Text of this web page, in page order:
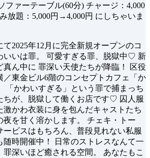
ファーテーブル(60分) チャージ：4,000
放題：5,000円→4,000円 にしちゃいま
て2025年12月に完全新規オープンのコ
いいは罪。 可愛すぎる罪、脱獄中♡ 新
真ん中に 罪深い天使たちが降臨！ 区役
／東金ビル6階のコンセプトカフェ「か
「かわいすぎる」という罪で捕まっち
ちが、脱獄して働くお店です♡ 囚人服
激かわ衣装に身を包んだキャストたち
夜を甘く溶かします。 チェキ・トー
ービスはもちろん、普段見れない私服
随時開催中！ 日常のストレスなんて一
罪深いほど癒される空間。 あなたもこ